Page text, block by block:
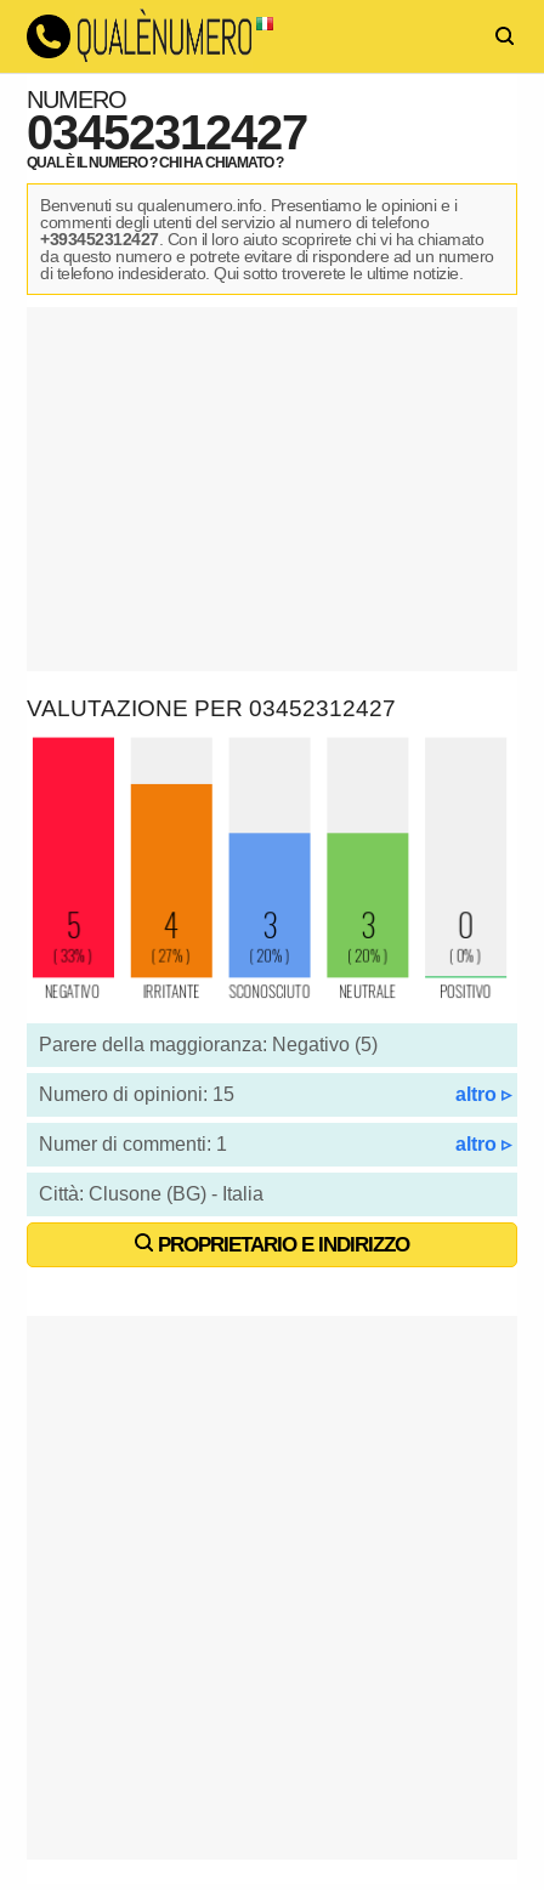
NUMERO
03452312427
QUAL È IL NUMERO ? CHI HA CHIAMATO ?
Benvenuti su qualenumero.info. Presentiamo le opinioni e i
commenti degli utenti del servizio al numero di telefono
+393452312427. Con il loro aiuto scoprirete chi vi ha chiamato
da questo numero e potrete evitare di rispondere ad un numero
di telefono indesiderato. Qui sotto troverete le ultime notizie.
VALUTAZIONE PER 03452312427
Parere della maggioranza: Negativo (5)
Numero di opinioni: 15 altro ▹
Numer di commenti: 1 altro ▹
Città: Clusone (BG) - Italia
PROPRIETARIO E INDIRIZZO